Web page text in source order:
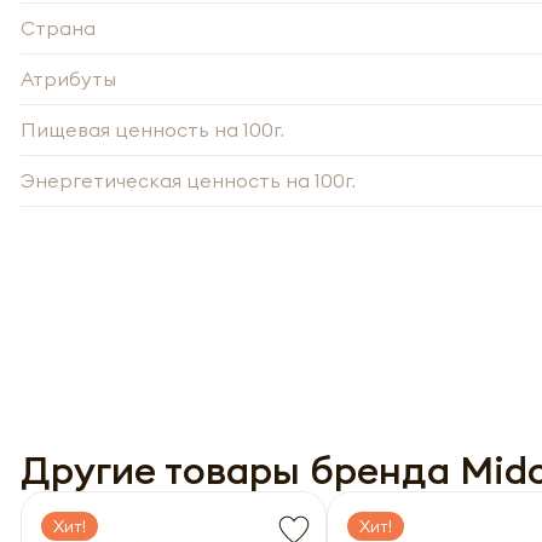
Страна
Атрибуты
Пищевая ценность на 100г.
Энергетическая ценность на 100г.
Другие товары бренда
Хит! Хит!